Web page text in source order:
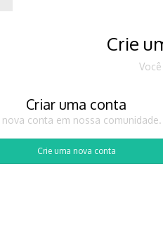
Crie
Criar uma conta
nova conta em nossa comunidade.
Crie uma nova conta